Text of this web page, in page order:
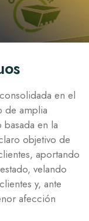
en el
de amplia
en la
objetivo de
aportando
velando
y, ante
afección